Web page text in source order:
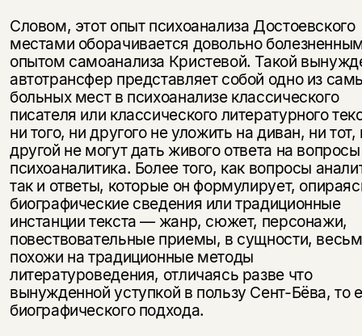
Словом, этот опыт психоанализа Достоевского
местами оборачивается довольно
опытом самоанализа Кристевой. Такой
автотрансфер представляет собой одно из
больных мест в психоанализе классического
писателя или классического литературного
ни того, ни другого не уложить на диван, ни тот,
другой не могут дать живого ответа на вопросы
психоаналитика. Более того, как вопросы
так и ответы, которые он формулирует,
биографические сведения или традиционные
инстанции текста — жанр, сюжет, персонажи,
повествовательные приемы, в сущности,
похожи на традиционные методы
литературоведения, отличаясь разве что
вынужденной уступкой в пользу Сент-Бёва, то
биографического подхода.